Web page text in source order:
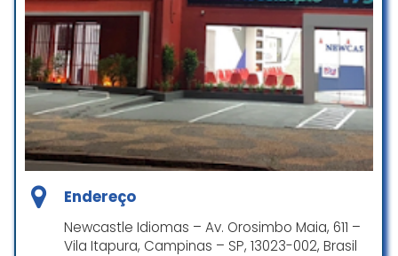
Endereço
Newcastle Idiomas – Av. Orosimbo Maia, 611 –
Vila Itapura, Campinas – SP, 13023-002, Brasil